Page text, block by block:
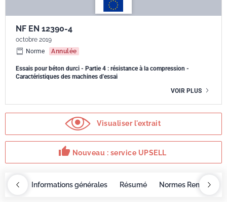
NF EN 12390-4
octobre 2019
Norme
Annulée
Essais pour béton durci - Partie 4 : résistance à la compression -
Caractéristiques des machines d'essai
VOIR PLUS
Visualiser l'extrait
thumb_up Nouveau : service UPSELL
Informations générales Résumé Normes